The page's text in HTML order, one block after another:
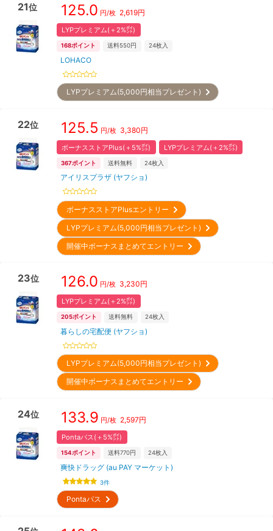
21位 125.0 円/枚 2,619円
LYPプレミアム(＋2%㌽)
168ポイント 送料550円 24枚入
LOHACO
LYPプレミアム(5,000円相当プレゼント)
22位 125.5 円/枚 3,380円
ボーナスストアPlus(＋5%㌽) LYPプレミアム(＋2%㌽)
367ポイント 送料無料 24枚入
アイリスプラザ (ヤフショ)
ボーナスストアPlusエントリー
LYPプレミアム(5,000円相当プレゼント)
開催中ボーナスまとめてエントリー
23位 126.0 円/枚 3,230円
LYPプレミアム(＋2%㌽)
205ポイント 送料無料 24枚入
暮らしの宅配便 (ヤフショ)
LYPプレミアム(5,000円相当プレゼント)
開催中ボーナスまとめてエントリー
24位 133.9 円/枚 2,597円
Pontaパス(＋5%㌽)
154ポイント 送料770円 24枚入
爽快ドラッグ (au PAY マーケット)
3件
Pontaパス